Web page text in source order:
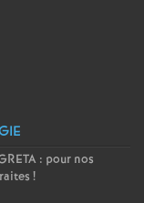
l : pour nos
!